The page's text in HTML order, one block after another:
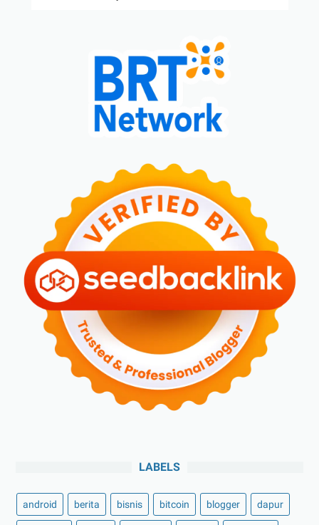
LABELS
android berita bisnis bitcoin blogger dapur